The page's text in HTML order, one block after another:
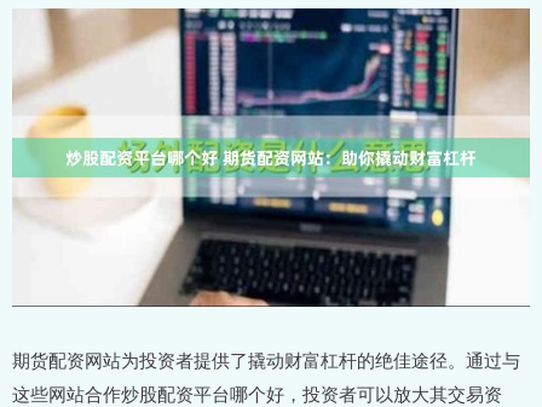
期货配资网站为投资者提供了撬动财富杠杆的绝佳途径。通过与
这些网站合作炒股配资平台哪个好，投资者可以放大其交易资